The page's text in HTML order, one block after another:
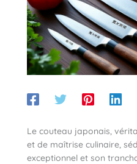
Le couteau japonais,
et de maîtrise culinaire,
exceptionnel et son